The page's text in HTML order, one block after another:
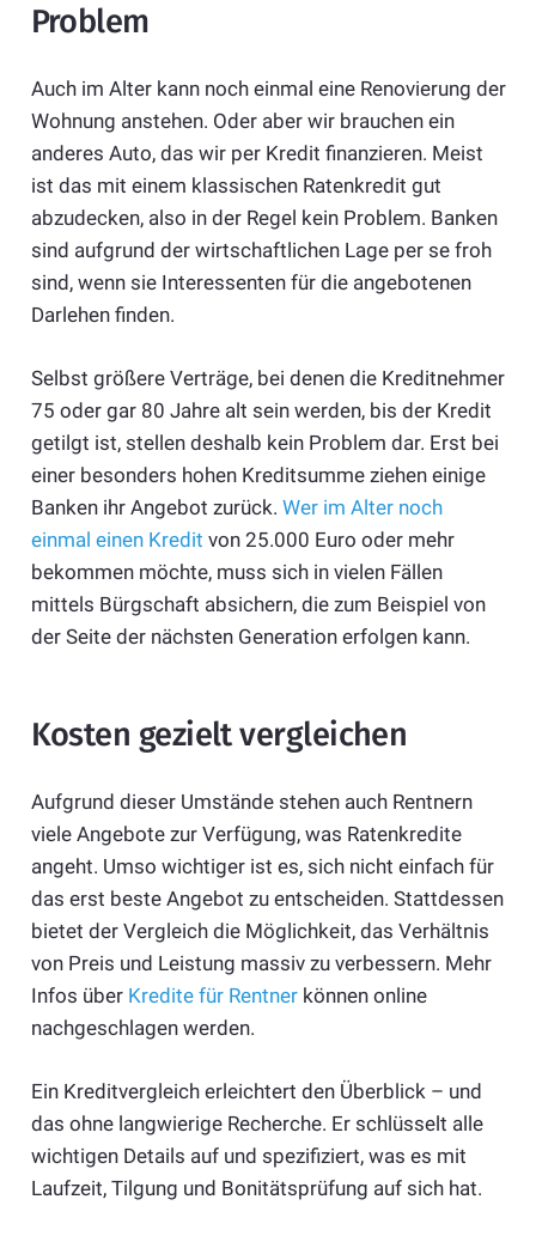
Problem
Auch im Alter kann noch einmal eine Renovierung der
Wohnung anstehen. Oder aber wir brauchen ein
anderes Auto, das wir per Kredit finanzieren. Meist
ist das mit einem klassischen Ratenkredit gut
abzudecken, also in der Regel kein Problem. Banken
sind aufgrund der wirtschaftlichen Lage per se froh
sind, wenn sie Interessenten für die angebotenen
Darlehen finden.
Selbst größere Verträge, bei denen die Kreditnehmer
75 oder gar 80 Jahre alt sein werden, bis der Kredit
getilgt ist, stellen deshalb kein Problem dar. Erst bei
einer besonders hohen Kreditsumme ziehen einige
Banken ihr Angebot zurück. Wer im Alter noch
einmal einen Kredit von 25.000 Euro oder mehr
bekommen möchte, muss sich in vielen Fällen
mittels Bürgschaft absichern, die zum Beispiel von
der Seite der nächsten Generation erfolgen kann.
Kosten gezielt vergleichen
Aufgrund dieser Umstände stehen auch Rentnern
viele Angebote zur Verfügung, was Ratenkredite
angeht. Umso wichtiger ist es, sich nicht einfach für
das erst beste Angebot zu entscheiden. Stattdessen
bietet der Vergleich die Möglichkeit, das Verhältnis
von Preis und Leistung massiv zu verbessern. Mehr
Infos über Kredite für Rentnerkönnen online
nachgeschlagen werden.
Ein Kreditvergleich erleichtert den Überblick – und
das ohne langwierige Recherche. Er schlüsselt alle
wichtigen Details auf und spezifiziert, was es mit
Laufzeit, Tilgung und Bonitätsprüfung auf sich hat.